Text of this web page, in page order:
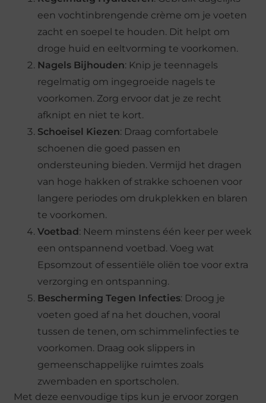
een vochtinbrengende crème om je voeten
zacht en soepel te houden. Dit helpt om
droge huid en eeltvorming te voorkomen.
Nagels Bijhouden: Knip je teennagels
regelmatig om ingegroeide nagels te
voorkomen. Zorg ervoor dat je ze recht
afknipt en niet te kort.
Schoeisel Kiezen: Draag comfortabele
schoenen die goed passen en
ondersteuning bieden. Vermijd het dragen
van hoge hakken of strakke schoenen voor
langere periodes om drukplekken en blaren
te voorkomen.
Voetbad: Neem minstens één keer per week
een ontspannend voetbad. Voeg wat
Epsomzout of essentiële oliën toe voor extra
verzorging en ontspanning.
Bescherming Tegen Infecties: Droog je
voeten goed af na het douchen, vooral
tussen de tenen, om schimmelinfecties te
voorkomen. Draag ook slippers in
gemeenschappelijke ruimtes zoals
zwembaden en sportscholen.
Met deze eenvoudige tips kun je ervoor zorgen